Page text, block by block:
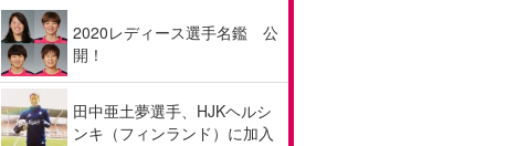
2020レディース選手名鑑 公
開！
田中亜土夢選手、HJKヘルシ
ンキ（フィンランド）に加入